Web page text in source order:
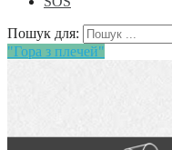
Пошук для:
"Гора з плечей"